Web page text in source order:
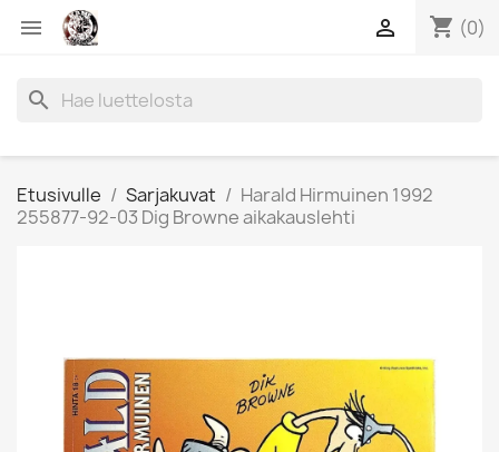
 shopping_cart (0)

search
Etusivulle Sarjakuvat
Harald Hirmuinen 1992
255877-92-03 Dig Browne aikakauslehti